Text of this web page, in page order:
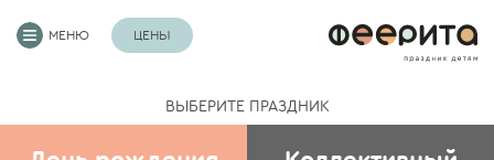
МЕНЮ ЦЕНЫ
ВЫБЕРИТЕ ПРАЗДНИК